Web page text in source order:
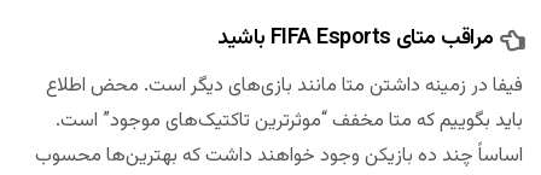
مراقب متای FIFA Esports باشید
فیفا در زمینه داشتن متا مانند بازی‌های دیگر است. محض اطلاع
باید بگوییم که متا مخفف “موثرترین تاکتیک‌های موجود” است.
اساساً چند ده بازیکن وجود خواهند داشت که بهترین‌ها محسوب